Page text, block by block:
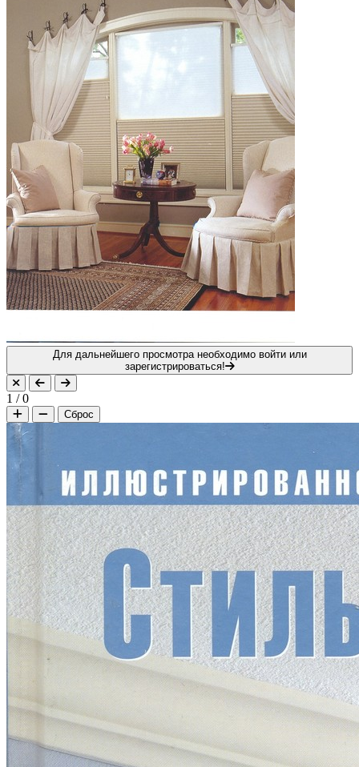
Для дальнейшего просмотра необходимо войти или
зарегистрироваться!
1 /0
Сброс